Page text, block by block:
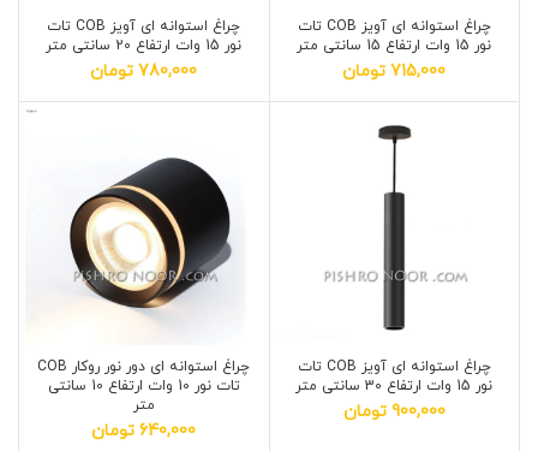
چراغ استوانه ای آویز COB تات
نور 15 وات ارتفاع 15 سانتی متر
715,000 تومان
چراغ استوانه ای آویز COB تات
نور 15 وات ارتفاع 20 سانتی متر
780,000 تومان
چراغ استوانه ای آویز COB تات
نور 15 وات ارتفاع 30 سانتی متر
900,000 تومان
چراغ استوانه ای دور نور روکار COB
تات نور 10 وات ارتفاع 10 سانتی
متر
640,000 تومان